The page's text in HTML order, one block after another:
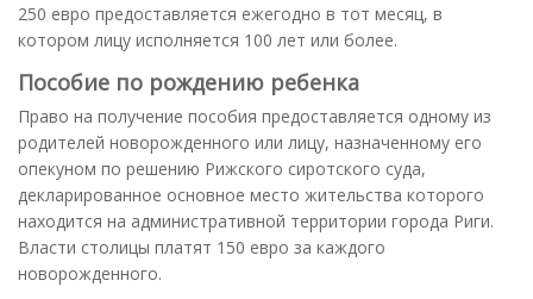
250 евро предоставляется ежегодно в тот месяц, в
котором лицу исполняется 100 лет или более.
Пособие по рождению ребенка
Право на получение пособия предоставляется одному из
родителей новорожденного или лицу, назначенному его
опекуном по решению Рижского сиротского суда,
декларированное основное место жительства которого
находится на административной территории города Риги.
Власти столицы платят 150 евро за каждого
новорожденного.